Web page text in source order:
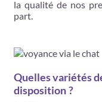
la qualité de nos
part.
Quelles variétés
disposition ?